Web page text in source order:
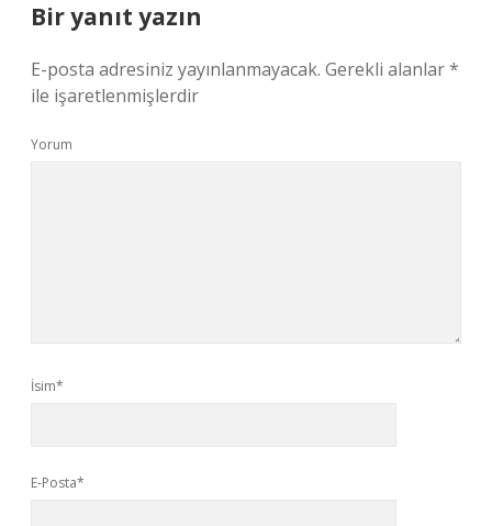
Bir yanıt yazın
E-posta adresiniz yayınlanmayacak. Gerekli alanlar*
ile işaretlenmişlerdir
Yorum
İsim*
E-Posta*